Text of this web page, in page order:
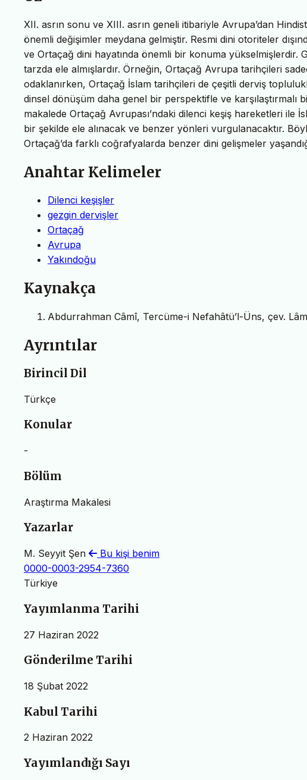
XII. asrın sonu ve XIII. asrın geneli itibariyle Avrupa’dan
önemli değişimler meydana gelmiştir. Resmi dini otoriteler
ve Ortaçağ dini hayatında önemli bir konuma
tarzda ele almışlardır. Örneğin, Ortaçağ Avrupa tarihçileri
odaklanırken, Ortaçağ İslam tarihçileri de çeşitli derviş
dinsel dönüşüm daha genel bir perspektifle ve karşılaştırmalı
makalede Ortaçağ Avrupası’ndaki dilenci keşiş hareketleri ile
bir şekilde ele alınacak ve benzer yönleri vurgulanacaktır.
Ortaçağ’da farklı coğrafyalarda benzer dini gelişmeler
Anahtar Kelimeler
Dilenci keşişler
gezgin dervişler
Ortaçağ
Avrupa
Yakındoğu
Kaynakça
Abdurrahman Câmî, Tercüme-i Nefahâtü’l-Üns, çev.
Ayrıntılar
Birincil Dil
Türkçe
Konular
-
Bölüm
Araştırma Makalesi
Yazarlar
M. Seyyit Şen
Bu kişi benim
0000-0003-2954-7360
Türkiye
Yayımlanma Tarihi
27 Haziran 2022
Gönderilme Tarihi
18 Şubat 2022
Kabul Tarihi
2 Haziran 2022
Yayımlandığı Sayı